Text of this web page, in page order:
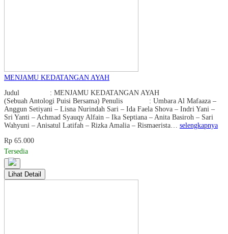
MENJAMU KEDATANGAN AYAH
Judul : MENJAMU KEDATANGAN AYAH
(Sebuah Antologi Puisi Bersama) Penulis : Umbara Al Mafaaza –
Anggun Setiyani – Lisna Nurindah Sari – Ida Faela Shova – Indri Yani –
Sri Yanti – Achmad Syauqy Alfain – Ika Septiana – Anita Basiroh – Sari
Wahyuni – Anisatul Latifah – Rizka Amalia – Rismaerista… selengkapnya
Rp 65.000
Tersedia
Lihat Detail